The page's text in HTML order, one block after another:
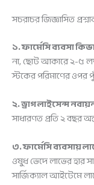
সচরাচর জিজ্ঞাসিত
১. ফার্মেসি ব্যবসা
না, ছোট আকারে ২-৫
স্টকের পরিমাণের ওপর
২. ড্রাগ লাইসেন্স
সাধারণত প্রতি ২ বছর
৩. ফার্মেসি ব্যবসায়
ওষুধ ভেদে লাভের হার
সার্জিক্যাল আইটেমে